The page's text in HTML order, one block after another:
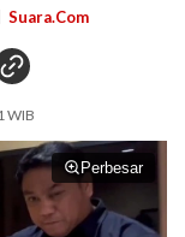
Suara.Com
WIB
Perbesar